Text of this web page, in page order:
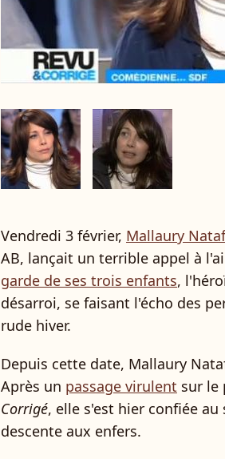
Vendredi 3 février, Mallaury Nataf
AB, lançait un terrible appel à
garde de ses trois enfants,
désarroi, se faisant l'écho des
rude hiver.
Depuis cette date, Mallaury
Après un passage virulent sur le
Corrigé, elle s'est hier confiée au
descente aux enfers.